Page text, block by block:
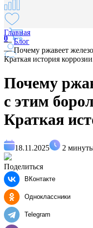
0
Главная
—Блог
—Почему ржавеет
Краткая история
Почему
с этим
Краткая
18.11.2025 2
Поделиться
ВКонтакте
Одноклассники
Telegram